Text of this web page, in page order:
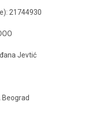
21744930
Jevtić
Beograd